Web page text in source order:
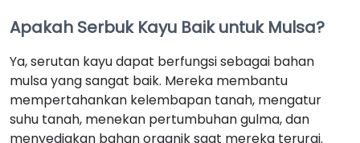
Apakah Serbuk Kayu Baik untuk Mulsa?
Ya, serutan kayu dapat berfungsi sebagai bahan
mulsa yang sangat baik. Mereka membantu
mempertahankan kelembapan tanah, mengatur
suhu tanah, menekan pertumbuhan gulma, dan
menyediakan bahan organik saat mereka terurai.